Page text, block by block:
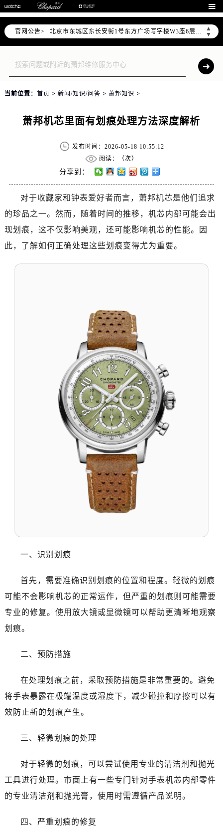

官网公告>
▲
▼
2026年6月北京市官方售后客户服务热线：
2026年6月售后服务中心最新网点地址：
北京市东城区东长安街1号东方广场写字楼W3座6层602室（需提前预约）
北京市朝阳区建国门外大街甲6号华熙国际中心写字楼D座11层1102室（需提前预约）
北京市朝阳区建国门外大街甲6号华熙国际中心D座11层1102室售后服务中心（需提前预约）
北京市东城区东长安街1号王府井东方广场W3座6层602室售后服务中心（需提前预约）
当前位置： 首页 > 新闻/知识/问答 > 萧邦知识 >
萧邦机芯里面有划痕处理方法深度解析
发布时间：2026-05-18 10:55:12
阅读：（次）
分享到：
对于收藏家和钟表爱好者而言，萧邦机芯是他们追求
的珍品之一。然而，随着时间的推移，机芯内部可能会出
现划痕，这不仅影响美观，还可能影响机芯的性能。因
此，了解如何正确处理这些划痕变得尤为重要。
一、识别划痕
首先，需要准确识别划痕的位置和程度。轻微的划痕
可能不会影响机芯的正常运作，但严重的划痕则可能需要
专业的修复。使用放大镜或显微镜可以帮助更清晰地观察
划痕。
二、预防措施
在处理划痕之前，采取预防措施是非常重要的。避免
将手表暴露在极端温度或湿度下，减少碰撞和摩擦可以有
效防止新的划痕产生。
三、轻微划痕的处理
对于轻微的划痕，可以尝试使用专业的清洁剂和抛光
工具进行处理。市面上有一些专门针对手表机芯内部零件
的专业清洁剂和抛光膏，使用时需遵循产品说明。
四、严重划痕的修复